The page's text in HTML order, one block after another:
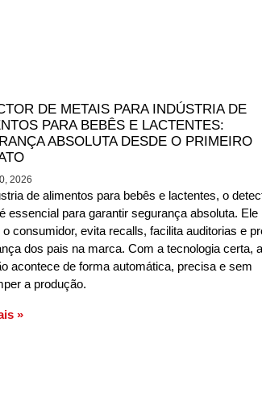
DE METAIS PARA INDÚSTRIA DE
PARA BEBÊS E LACTENTES:
ABSOLUTA DESDE O PRIMEIRO
2026
de alimentos para bebês e lactentes, o
essencial para garantir segurança absoluta. Ele
o consumidor, evita recalls, facilita auditorias e
dos pais na marca. Com a tecnologia certa, a
acontece de forma automática, precisa e sem
a produção.
»